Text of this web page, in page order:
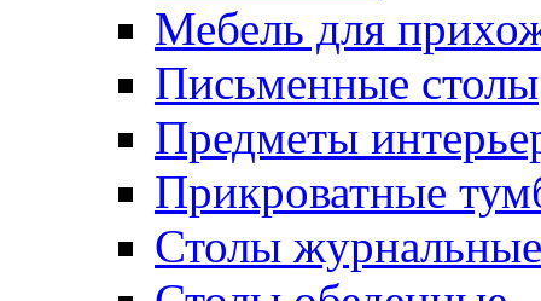
Мебель для
Письменные столы
Предметы
Прикроватные
Столы журнальные